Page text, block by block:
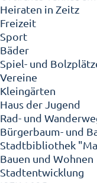
Heiraten in Zeitz
Freizeit
Sport
Bäder
Spiel- und
Vereine
Kleingärten
Haus der Jugend
Rad- und
Bürgerbaum- und
Stadtbibliothek
Bauen und Wohnen
Stadtentwicklung